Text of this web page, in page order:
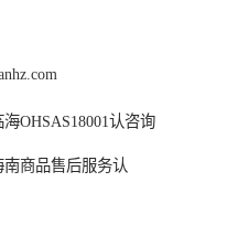
海OHSAS18001认咨询
南商品售后服务认